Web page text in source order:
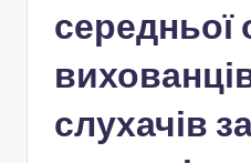
а
т
р
середньої
слухачів